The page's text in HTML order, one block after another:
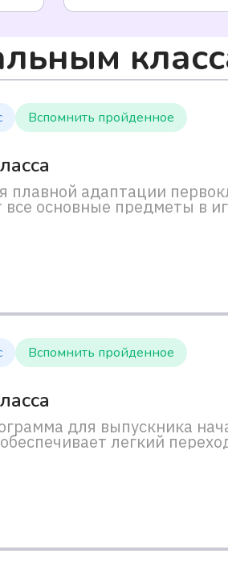
Вспомнить пройденное
плавной адаптации
основные предметы в
Вспомнить пройденное
для выпускника
легкий